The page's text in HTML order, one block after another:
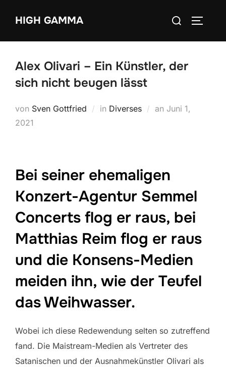
InhaltHIGH GAMMA
Suchen
Alex Olivari – Ein Künstler, der
sich nicht beugen lässt
von Sven Gottfried in Diverses an Veröffentlicht
Juni 1,
2021
Bei seiner ehemaligen
Konzert-Agentur Semmel
Concerts flog er raus, bei
Matthias Reim flog er raus
und die Konsens-Medien
meiden ihn, wie der Teufel
das Weihwasser.
Wobei ich diese Redewendung selten so zutreffend
fand. Die Maistream-Medien als Vertreter des
Satanischen und der Ausnahmekünstler Olivari als